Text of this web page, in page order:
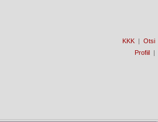
KKK | Otsi
Profiil |